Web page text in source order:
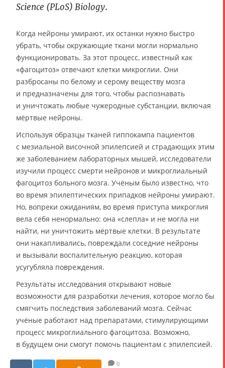
Science (PLoS) Biology.
Когда нейроны умирают, их останки нужно быстро
убрать, чтобы окружающие ткани могли нормально
функционировать. За этот процесс, известный как
«фагоцитоз» отвечают клетки микроглии. Они
разбросаны по белому и серому веществу мозга
и предназначены для того, чтобы распознавать
и уничтожать любые чужеродные субстанции, включая
мёртвые нейроны.
Используя образцы тканей гиппокампа пациентов
с мезиальной височной эпилепсией и страдающих этим
же заболеванием лабораторных мышей, исследователи
изучили процесс смерти нейронов и микроглиальный
фагоцитоз больного мозга. Учёным было известно, что
во время эпилептических припадков нейроны умирают.
Но, вопреки ожиданиям, во время приступа микроглия
вела себя ненормально: она «слепла» и не могла ни
найти, ни уничтожить мёртвые клетки. В результате
они накапливались, повреждали соседние нейроны
и вызывали воспалительную реакцию, которая
усугубляла повреждения.
Результаты исследования открывают новые
возможности для разработки лечения, которое могло бы
смягчить последствия заболеваний мозга. Сейчас
учёные работают над препаратами, стимулирующими
процесс микроглиального фагоцитоза. Возможно,
в будущем они смогут помочь пациентам с эпилепсией.
0